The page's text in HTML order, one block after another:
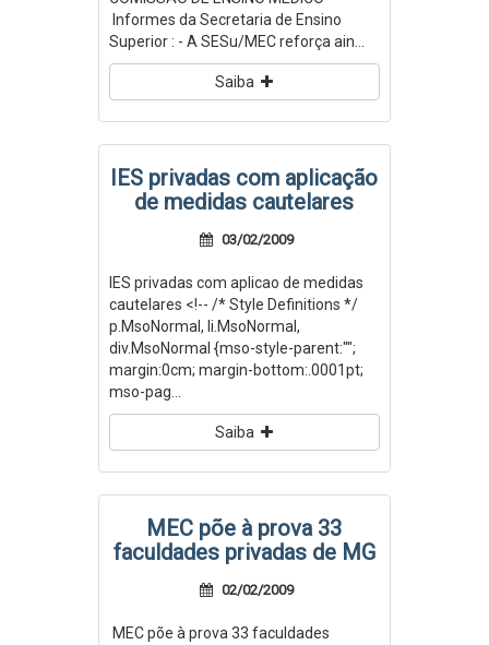
Informes da Secretaria de Ensino
Superior : - A SESu/MEC reforça ain...
Saiba
IES privadas com aplicação
de medidas cautelares
03/02/2009
IES privadas com aplicao de medidas
cautelares <!-- /* Style Definitions */
p.MsoNormal, li.MsoNormal,
div.MsoNormal {mso-style-parent:"";
margin:0cm; margin-bottom:.0001pt;
mso-pag...
Saiba
MEC põe à prova 33
faculdades privadas de MG
02/02/2009
MEC põe à prova 33 faculdades